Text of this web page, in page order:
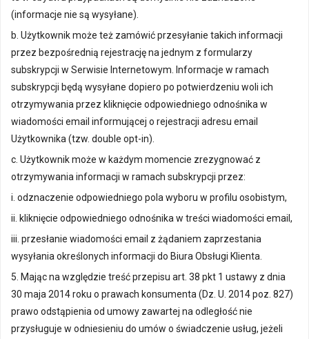
(informacje nie są wysyłane).
b. Użytkownik może też zamówić przesyłanie takich informacji
przez bezpośrednią rejestrację na jednym z formularzy
subskrypcji w Serwisie Internetowym. Informacje w ramach
subskrypcji będą wysyłane dopiero po potwierdzeniu woli ich
otrzymywania przez kliknięcie odpowiedniego odnośnika w
wiadomości email informującej o rejestracji adresu email
Użytkownika (tzw. double opt-in).
c. Użytkownik może w każdym momencie zrezygnować z
otrzymywania informacji w ramach subskrypcji przez:
i. odznaczenie odpowiedniego pola wyboru w profilu osobistym,
ii. kliknięcie odpowiedniego odnośnika w treści wiadomości email,
iii. przesłanie wiadomości email z żądaniem zaprzestania
wysyłania określonych informacji do Biura Obsługi Klienta.
5. Mając na względzie treść przepisu art. 38 pkt 1 ustawy z dnia
30 maja 2014 roku o prawach konsumenta (Dz. U. 2014 poz. 827)
prawo odstąpienia od umowy zawartej na odległość nie
przysługuje w odniesieniu do umów o świadczenie usług, jeżeli